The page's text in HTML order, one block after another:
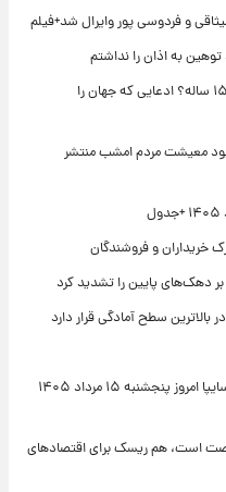
و فردوسی پور وایرال شد+فیلم
به اذان را نداشتم
راز طول عمر انسان در دستان یک نوجوان ۱۵ ساله؟ ادعایی که جهان را
معیشت مردم امشب منتشر
خریداران و فروشندگان
دهک‌های پایین را تشدید کرد
سطح آمادگی قرار دارد
تغییر تند قیمت محصولات ایران‌خودرو و سایپا امروز پنجشنبه ۱۵ مرداد ۱۴۰۵
است، هم ریسک برای اقتصادهای